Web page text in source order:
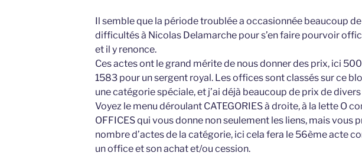
Il semble que la période troublée a occasionnée beaucoup de
difficultés à Nicolas Delamarche pour s’en faire pourvoir
et il y renonce.
Ces actes ont le grand mérite de nous donner des prix, ici
1583 pour un sergent royal. Les offices sont classés sur ce
une catégorie spéciale, et j’ai déjà beaucoup de prix de
Voyez le menu déroulant CATEGORIES à droite, à la lette O
OFFICES qui vous donne non seulement les liens, mais vous
nombre d’actes de la catégorie, ici cela fera le 56ème acte
un office et son achat et/ou cession.